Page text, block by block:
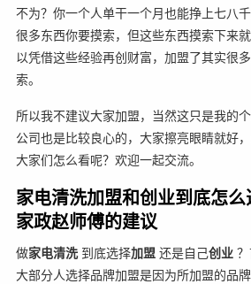
不为？你一个人单干一个月也能挣上七八
很多东西你要摸索，但这些东西摸索下来
以凭借这些经验再创财富，加盟了其实很
索。
所以我不建议大家加盟，当然这只是我的
公司也是比较良心的，大家擦亮眼睛就好
大家们怎么看呢？欢迎一起交流。
家电清洗加盟和创业到底怎
家政赵师傅的建议
做家电清洗到底选择加盟 还是自己创业？
大部分人选择品牌加盟是因为所加盟的品